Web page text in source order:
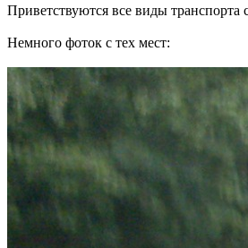
Приветствуются все виды
Немного фоток с тех мест: